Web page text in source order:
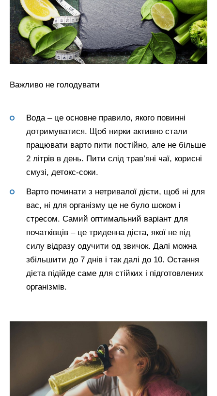
Важливо не голодувати
Вода – це основне правило, якого повинні
дотримуватися. Щоб нирки активно стали
працювати варто пити постійно, але не більше
2 літрів в день. Пити слід трав’яні чаї, корисні
смузі, детокс-соки.
Варто починати з нетривалої дієти, щоб ні для
вас, ні для організму це не було шоком і
стресом. Самий оптимальний варіант для
початківців – це триденна дієта, якої не під
силу відразу одучити од звичок. Далі можна
збільшити до 7 днів і так далі до 10. Остання
дієта підійде саме для стійких і підготовлених
організмів.